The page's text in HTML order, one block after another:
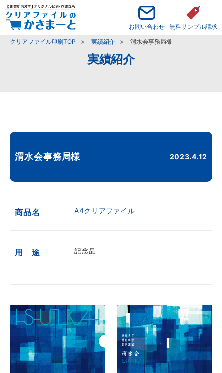
お問い合わせ
無料サンプル請求
クリアファイル印刷TOP
実績紹介 渭水会事務局様
実績紹介
渭水会事務局様 2023.4.12
商品名 A4クリアファイル
用 途 記念品